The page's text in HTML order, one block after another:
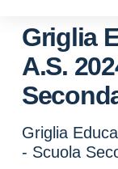
Griglia
A.S.
Griglia
- Scuola